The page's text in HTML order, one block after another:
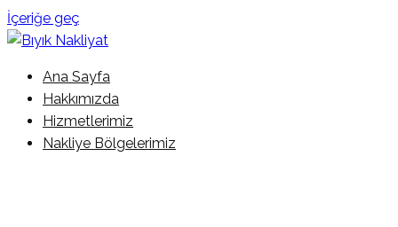
İçeriğe geç
Bıyık Nakliyat
İstanbul Şehir İçi Kamyonet Nakliyat
Ana Sayfa
Hakkımızda
Hizmetlerimiz
Nakliye Bölgelerimiz